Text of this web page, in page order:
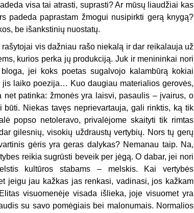
visa tai atrasti, suprasti? Ar mūsų liaudžiai kas
padeda paprastam žmogui nusipirkti gerą knygą?
be išankstinių nuostatų.
vis dažniau rašo niekalą ir dar reikalauja už
kurios perka jų produkciją. Juk ir menininkai nori
jei koks poetas sugalvojo kalambūrą kokiai
laiko poezija… Kuo daugiau materialios gerovės,
patinka: žmonės yra laisvi, pasaulis – įvairus, o
Niekas tavęs neprievartauja, gali rinktis, ką tik
popso netoleravo, privalėjome skaityti tik rimtas
gilesnių, visokių uždraustų vertybių. Nors tų gerų
gėris yra geras dalykas? Nemanau taip. Na,
reikia sugrūsti beveik per jėgą. O dabar, jei nori
kultūros stabams – melskis. Kai vertybės
jeigu jau kažkas jas renkasi, vadinasi, jos kažkam
visuomenėje visada išlieka, joje visuomet yra
su savo pomėgiais bei malonumais. Normalios